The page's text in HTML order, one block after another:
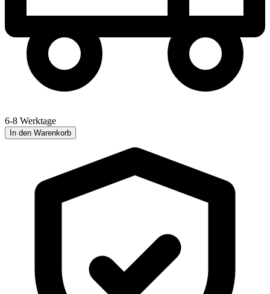
6-8 Werktage
In den Warenkorb